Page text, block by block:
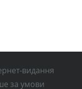
видання
за умови